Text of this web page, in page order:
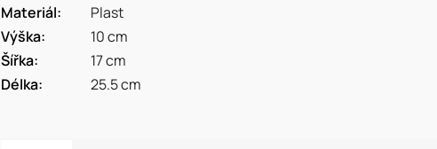
Materiál:
Plast
Výška:
10 cm
Šířka:
17 cm
Délka: 25.5 cm